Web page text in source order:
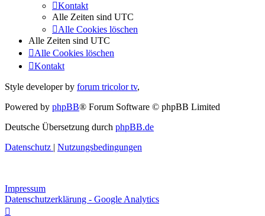
Kontakt
Alle Zeiten sind UTC
Alle Cookies löschen
Alle Zeiten sind UTC
Alle Cookies löschen
Kontakt
Style developer by forum tricolor tv,
Powered by phpBB® Forum Software © phpBB Limited
Deutsche Übersetzung durch phpBB.de
Datenschutz | Nutzungsbedingungen
Impressum
Datenschutzerklärung - Google Analytics